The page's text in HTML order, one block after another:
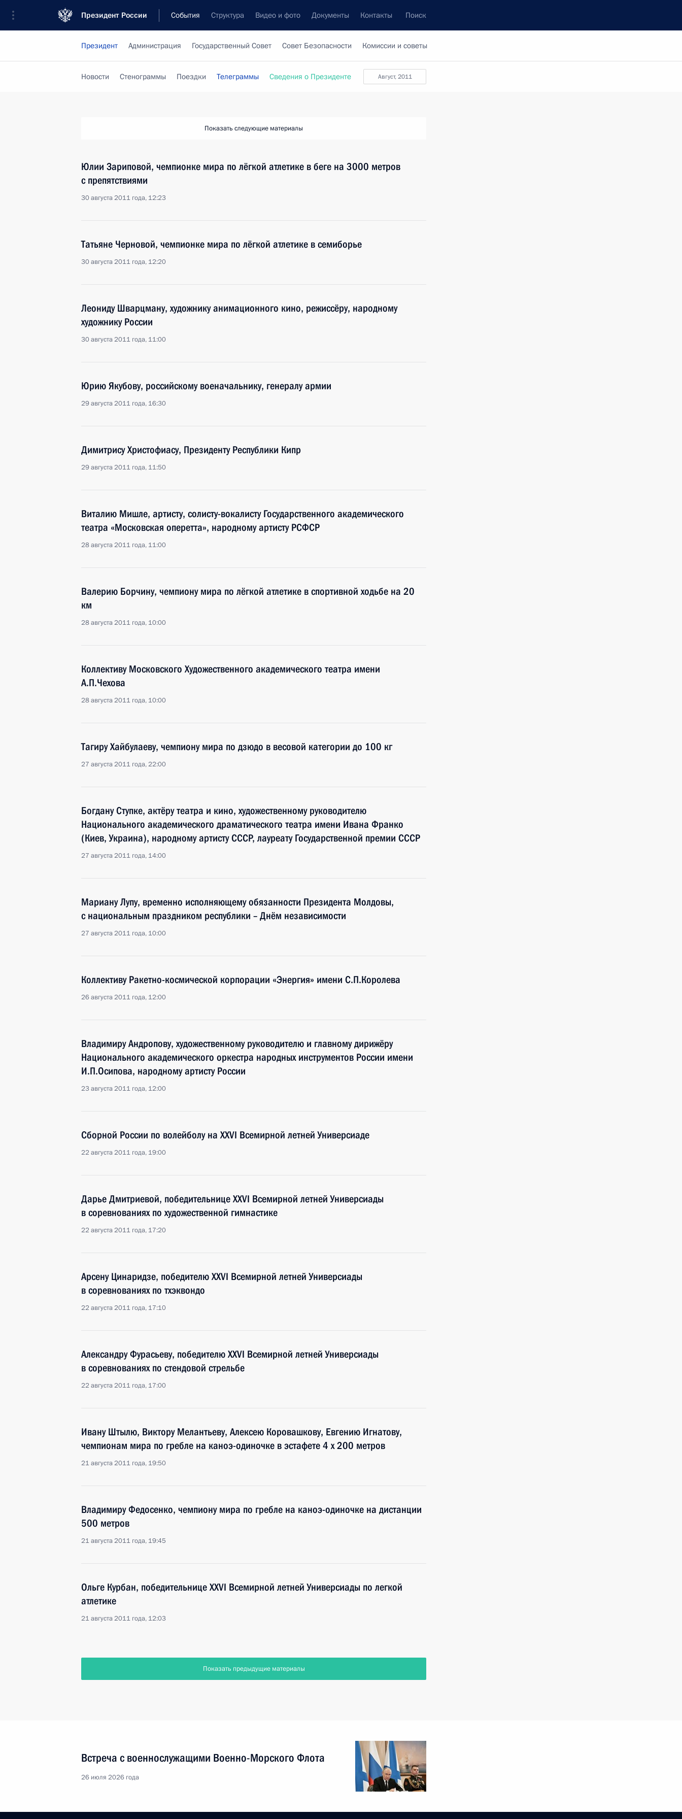
Президент России События Структура Видео и фото Документы Контакты Поиск
Президент Администрация Государственный Совет Совет Безопасности Комиссии и советы
Август, 2011
Новости Стенограммы Поездки Телеграммы Сведения о Президенте
Показать следующие материалы
Юлии Зариповой, чемпионке мира по лёгкой атлетике в беге на 3000 метров
с препятствиями
30 августа 2011 года, 12:23
Татьяне Черновой, чемпионке мира по лёгкой атлетике в семиборье
30 августа 2011 года, 12:20
Леониду Шварцману, художнику анимационного кино, режиссёру, народному
художнику России
30 августа 2011 года, 11:00
Юрию Якубову, российскому военачальнику, генералу армии
29 августа 2011 года, 16:30
Димитрису Христофиасу, Президенту Республики Кипр
29 августа 2011 года, 11:50
Виталию Мишле, артисту, солисту-вокалисту Государственного академического
театра «Московская оперетта», народному артисту РСФСР
28 августа 2011 года, 11:00
Валерию Борчину, чемпиону мира по лёгкой атлетике в спортивной ходьбе на 20
км
28 августа 2011 года, 10:00
Коллективу Московского Художественного академического театра имени
А.П.Чехова
28 августа 2011 года, 10:00
Тагиру Хайбулаеву, чемпиону мира по дзюдо в весовой категории до 100 кг
27 августа 2011 года, 22:00
Богдану Ступке, актёру театра и кино, художественному руководителю
Национального академического драматического театра имени Ивана Франко
(Киев, Украина), народному артисту СССР, лауреату Государственной премии СССР
27 августа 2011 года, 14:00
Мариану Лупу, временно исполняющему обязанности Президента Молдовы,
с национальным праздником республики – Днём независимости
27 августа 2011 года, 10:00
Коллективу Ракетно-космической корпорации «Энергия» имени С.П.Королева
26 августа 2011 года, 12:00
Владимиру Андропову, художественному руководителю и главному дирижёру
Национального академического оркестра народных инструментов России имени
И.П.Осипова, народному артисту России
23 августа 2011 года, 12:00
Сборной России по волейболу на XXVI Всемирной летней Универсиаде
22 августа 2011 года, 19:00
Дарье Дмитриевой, победительнице XXVI Всемирной летней Универсиады
в соревнованиях по художественной гимнастике
22 августа 2011 года, 17:20
Арсену Цинаридзе, победителю XXVI Всемирной летней Универсиады
в соревнованиях по тхэквондо
22 августа 2011 года, 17:10
Александру Фурасьеву, победителю XXVI Всемирной летней Универсиады
в соревнованиях по стендовой стрельбе
22 августа 2011 года, 17:00
Ивану Штылю, Виктору Мелантьеву, Алексею Коровашкову, Евгению Игнатову,
чемпионам мира по гребле на каноэ-одиночке в эстафете 4 x 200 метров
21 августа 2011 года, 19:50
Владимиру Федосенко, чемпиону мира по гребле на каноэ-одиночке на дистанции
500 метров
21 августа 2011 года, 19:45
Ольге Курбан, победительнице XXVI Всемирной летней Универсиады по легкой
атлетике
21 августа 2011 года, 12:03
Показать предыдущие материалы
Встреча с военнослужащими Военно-Морского Флота
26 июля 2026 года